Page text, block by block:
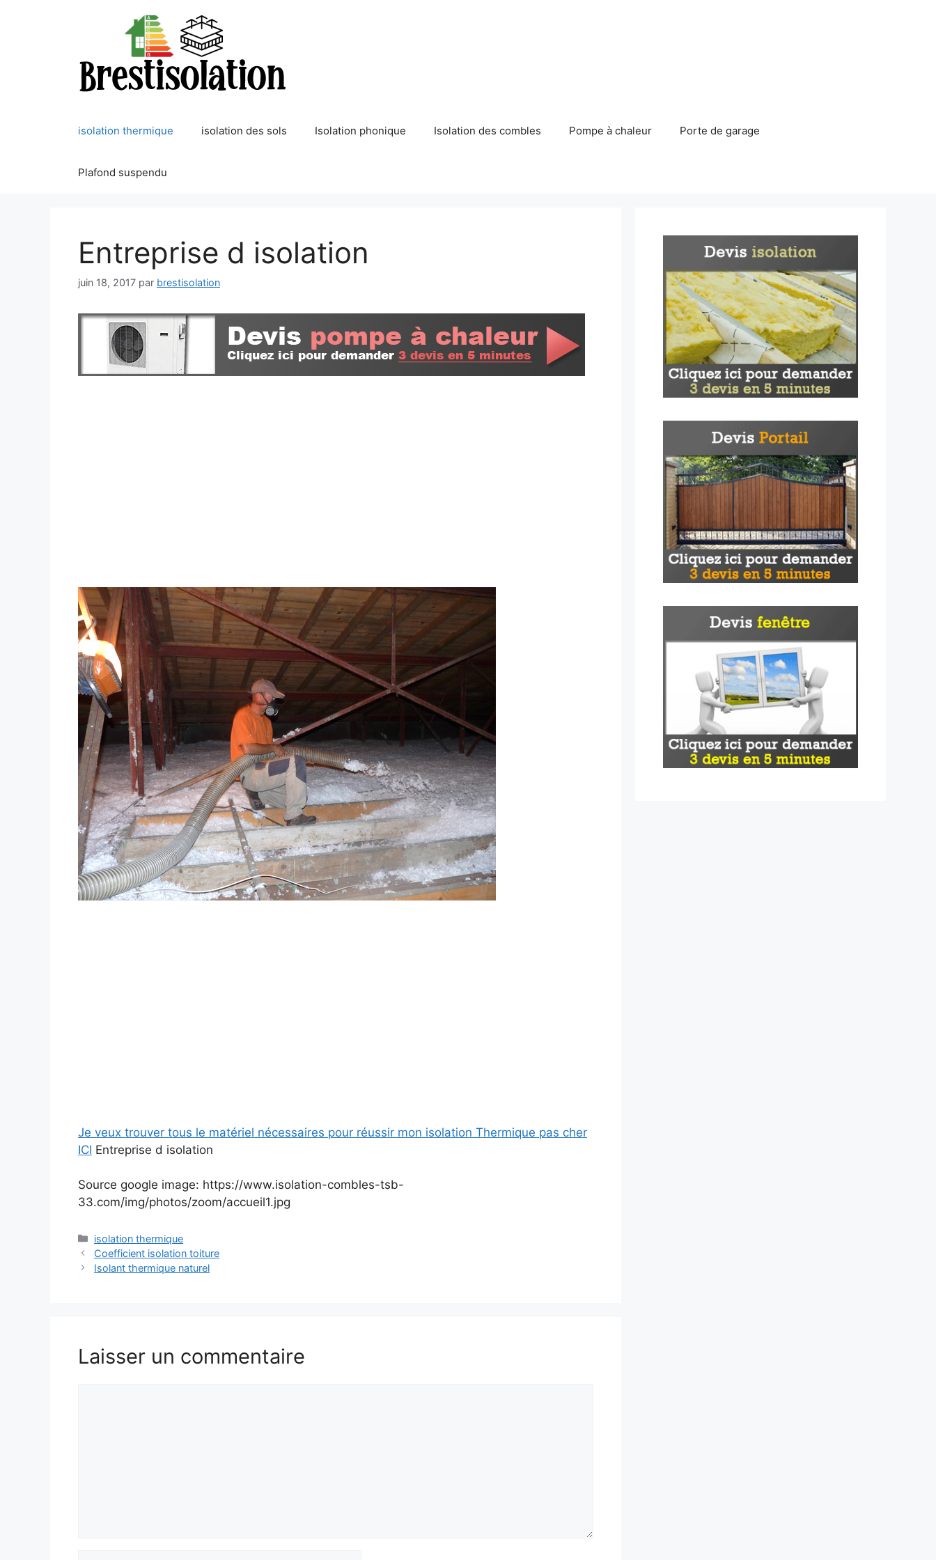
isolation thermique isolation des sols Isolation phonique Isolation des combles Pompe à chaleur Porte de garage
Plafond suspendu
Entreprise d isolation
juin 18, 2017 par brestisolation
Je veux trouver tous le matériel nécessaires pour réussir mon isolation Thermique pas cher
ICI Entreprise d isolation
Source google image: https://www.isolation-combles-tsb-
33.com/img/photos/zoom/accueil1.jpg
Catégories
isolation thermique
Coefficient isolation toiture
Isolant thermique naturel
Laisser un commentaire